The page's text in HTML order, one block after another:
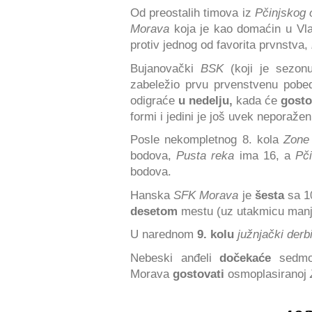
Od preostalih timova iz Pčinjskog
Morava koja je kao domaćin u
protiv jednog od favorita prvnstva,
Bujanovački BSK(koji je
zabeležio prvu prvenstvenu
odigraće u nedelju, kada će
formi i jedini je još uvek
Posle nekompletnog 8. kola
bodova, Pusta reka ima 16, a
bodova.
HanskaSFK Morava je šestasa
desetom mestu (uz utakmicu
U narednom 9. kolu južnjački derbi
Nebeski anđelidočekaće
Morava gostovati osmoplasiranoj